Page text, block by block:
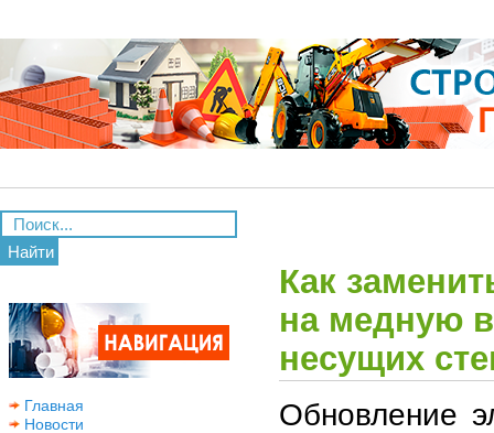
Найти
Главная
Новости
Как
на медную
несущих
Обновление